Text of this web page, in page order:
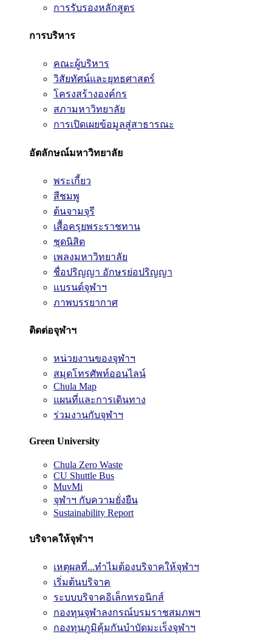
การรับรองหลักสูตร
การบริหาร
คณะผู้บริหาร
วิสัยทัศน์และยุทธศาสตร์
โครงสร้างองค์กร
สภามหาวิทยาลัย
การเปิดเผยข้อมูลสู่สาธารณะ
อัตลักษณ์มหาวิทยาลัย
พระเกี้ยว
สีชมพู
ต้นจามจุรี
เสื้อครุยพระราชทาน
ชุดนิสิต
เพลงมหาวิทยาลัย
ชื่อปริญญา อักษรย่อปริญญา
แบรนด์จุฬาฯ
ภาพบรรยากาศ
ติดต่อจุฬาฯ
หน่วยงานของจุฬาฯ
สมุดโทรศัพท์ออนไลน์
Chula Map
แผนที่และการเดินทาง
ร่วมงานกับจุฬาฯ
Green University
Chula Zero Waste
CU Shuttle Bus
MuvMi
จุฬาฯ กับความยั่งยืน
Sustainability Report
บริจาคให้จุฬาฯ
เหตุผลที่...ทำไมต้องบริจาคให้จุฬาฯ
เริ่มต้นบริจาค
ระบบบริจาคอิเล็กทรอนิกส์
กองทุนจุฬาลงกรณ์บรมราชสมภพฯ
กองทุนภูมิคุ้มกันบำบัดมะเร็งจุฬาฯ